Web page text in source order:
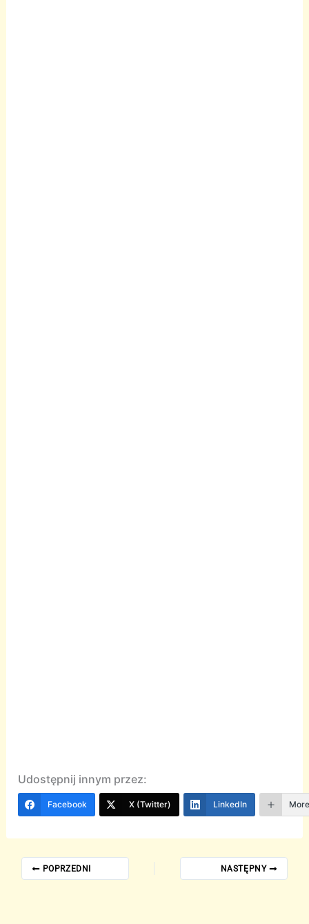
Udostępnij innym przez:
Facebook X (Twitter) LinkedIn
POPRZEDNI NASTĘPNY